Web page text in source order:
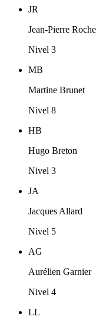
JR
Jean-Pierre Roche
Nivel 3
MB
Martine Brunet
Nivel 8
HB
Hugo Breton
Nivel 3
JA
Jacques Allard
Nivel 5
AG
Aurélien Garnier
Nivel 4
LL